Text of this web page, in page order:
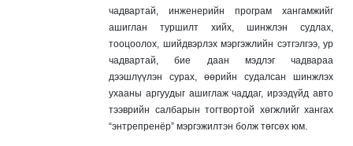
чадвартай, инженерийн програм хангамжийг
ашиглан туршилт хийх, шинжлэн судлах,
тооцоолох, шийдвэрлэх мэргэжлийн сэтгэлгээ, ур
чадвартай, бие даан мэдлэг чадвараа
дээшлүүлэн сурах, өөрийн судалсан шинжлэх
ухааны аргуудыг ашиглаж чаддаг, ирээдүйд авто
тээврийн салбарын тогтвортой хөгжлийг хангах
“энтрепренёр” мэргэжилтэн болж төгсөх юм.